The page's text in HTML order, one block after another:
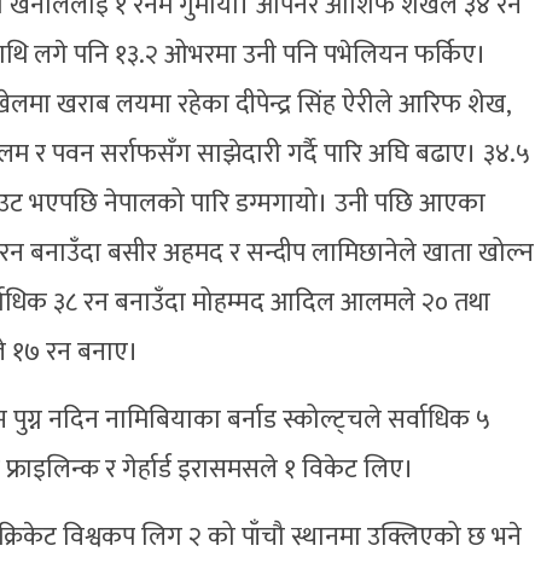
लगे पनि १३.२ ओभरमा उनी पनि पभेलियन फर्किए।
खराब लयमा रहेका दीपेन्द्र सिंह ऐरीले आरिफ शेख,
पवन सर्राफसँग साझेदारी गर्दै पारि अघि बढाए। ३४.५
भएपछि नेपालको पारि डग्मगायो। उनी पछि आएका
बनाउँदा बसीर अहमद र सन्दीप लामिछानेले खाता खोल्न
३८ रन बनाउँदा मोहम्मद आदिल आलमले २० तथा
रन बनाए।
नदिन नामिबियाका बर्नाड स्कोल्ट्चले सर्वाधिक ५
र गेर्हार्ड इरासमसले १ विकेट लिए।
विश्वकप लिग २ को पाँचौ स्थानमा उक्लिएको छ भने